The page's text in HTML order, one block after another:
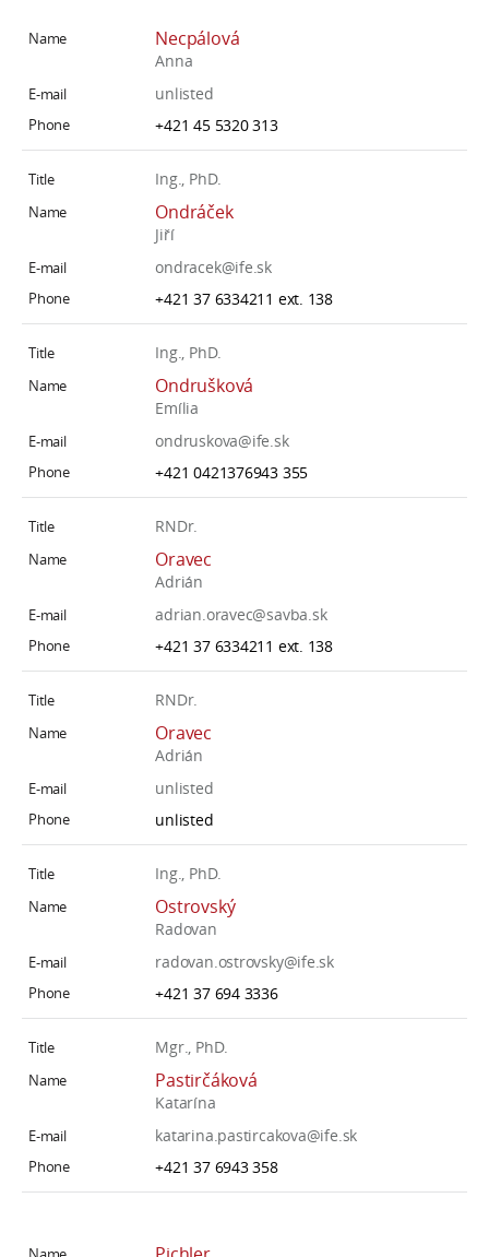
Necpálová
Anna
unlisted
+421 45 5320 313
Ing., PhD.
Ondráček
Jiří
ondracek@ife.sk
+421 37 6334211 ext. 138
Ing., PhD.
Ondrušková
Emília
ondruskova@ife.sk
+421 0421376943 355
RNDr.
Oravec
Adrián
adrian.oravec@savba.sk
+421 37 6334211 ext. 138
RNDr.
Oravec
Adrián
unlisted
unlisted
Ing., PhD.
Ostrovský
Radovan
radovan.ostrovsky@ife.sk
+421 37 694 3336
Mgr., PhD.
Pastirčáková
Katarína
katarina.pastircakova@ife.sk
+421 37 6943 358